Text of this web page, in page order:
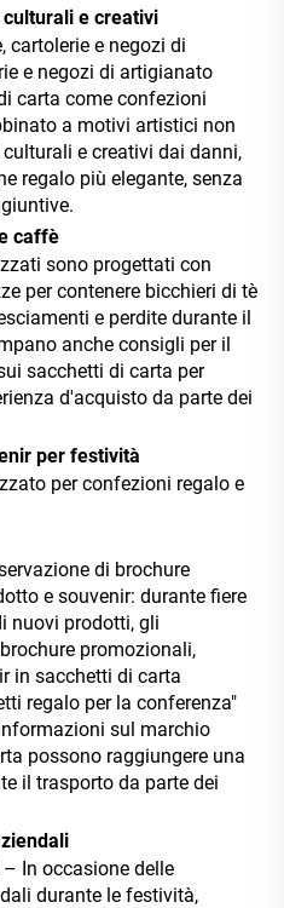
e creativi
cartolerie e negozi di
e negozi di artigianato
carta come confezioni
a motivi artistici non
e creativi dai danni,
regalo più elegante, senza
caffè
sono progettati con
per contenere bicchieri di tè
e perdite durante il
anche consigli per il
sacchetti di carta per
d'acquisto da parte dei
per festività
per confezioni regalo e
di brochure
e souvenir: durante fiere
nuovi prodotti, gli
promozionali,
in sacchetti di carta
regalo per la conferenza"
sul marchio
possono raggiungere una
il trasporto da parte dei
In occasione delle
durante le festività,